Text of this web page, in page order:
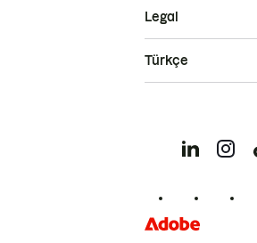
Legal
Türkçe